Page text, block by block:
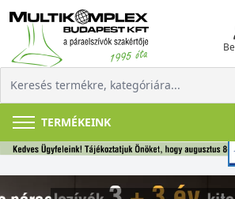
TERMÉKEINK